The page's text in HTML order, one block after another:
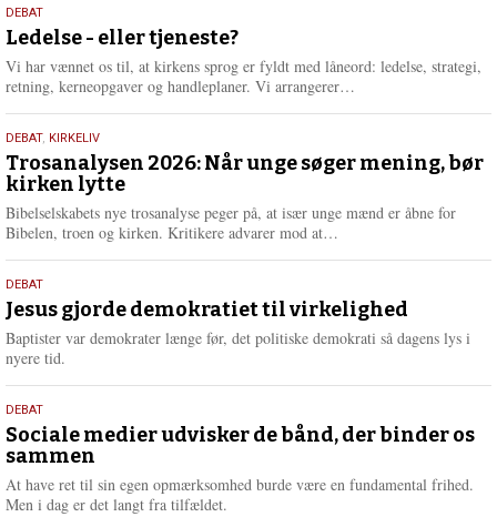
e
r
e
10.
juni
2026
DEBAT
Ledelse - eller tjeneste?
Vi har vænnet os til, at kirkens sprog er fyldt med låneord: ledelse, strategi,
retning, kerneopgaver og handleplaner. Vi arrangerer…
e
2.
juni
2026
DEBAT, KIRKELIV
Trosanalysen 2026: Når unge søger mening, bør
kirken lytte
Bibelselskabets nye trosanalyse peger på, at især unge mænd er åbne for
Bibelen, troen og kirken. Kritikere advarer mod at…
e
r
18.
maj
2026
DEBAT
Jesus gjorde demokratiet til virkelighed
Baptister var demokrater længe før, det politiske demokrati så dagens lys i
nyere tid.
18.
maj
2026
DEBAT
Sociale medier udvisker de bånd, der binder os
sammen
At have ret til sin egen opmærksomhed burde være en fundamental frihed.
Men i dag er det langt fra tilfældet.